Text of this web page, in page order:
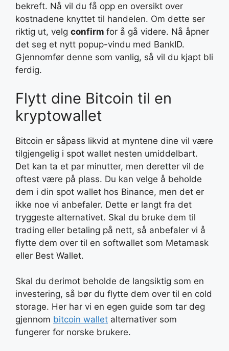
bekreft. Nå vil du få opp en oversikt over
kostnadene knyttet til handelen. Om dette ser
riktig ut, velg confirm for å gå videre. Nå åpner
det seg et nytt popup-vindu med BankID.
Gjennomfør denne som vanlig, så vil du kjapt bli
ferdig.
Flytt dine Bitcoin til en
kryptowallet
Bitcoin er såpass likvid at myntene dine vil være
tilgjengelig i spot wallet nesten umiddelbart.
Det kan ta et par minutter, men deretter vil de
oftest være på plass. Du kan velge å beholde
dem i din spot wallet hos Binance, men det er
ikke noe vi anbefaler. Dette er langt fra det
tryggeste alternativet. Skal du bruke dem til
trading eller betaling på nett, så anbefaler vi å
flytte dem over til en softwallet som Metamask
eller Best Wallet.
Skal du derimot beholde de langsiktig som en
investering, så bør du flytte dem over til en cold
storage. Her har vi en egen guide som tar deg
gjennom bitcoin wallet alternativer som
fungerer for norske brukere.